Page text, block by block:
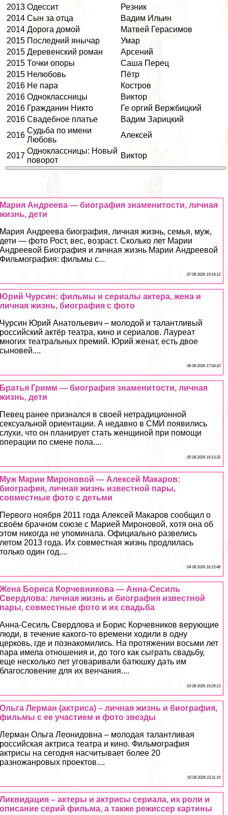
2013 Одессит
Резник
2014 Сын за отца
Вадим Ильин
2014 Дорога домой
Матвей Герасимов
2015 Последний янычар
Умар
2015 Деревенский роман
Арсений
2015 Точки опоры
Саша Перец
2015 Нелюбовь
Пётр
2016 Не пара
Костров
2016 Одноклассницы
Виктор
2016 Гражданин Никто
Ге opгий Вержбицкий
2016 Свадебное платье
Вадим Зарицкий
2016
Судьба по имени
Любовь
Алексей
2017
Одноклассницы: Новый
поворот
Виктор
Мария Андреева — биография знаменитости, личная
жизнь, дети
Мария Андреева биография, личная жизнь, семья, муж,
дети — фото Рост, вес, возраст. Сколько лет Марии
Андреевой Биография и личная жизнь Марии Андреевой
Фильмография: фильмы с...
07 08 2026 19:14:12
Юрий Чурсин: фильмы и сериалы актера, жена и
личная жизнь, биография с фото
Чурсин Юрий Анатольевич – молодой и талантливый
российский актёр театра, кино и сериалов. Лауреат
многих театральных премий. Юрий женат, есть двое
сыновей....
06 08 2026 17:54:10
Братья Гримм — биография знаменитости, личная
жизнь, дети
Певец ранее признался в своей нетрадиционной
ceкcуальной ориентации. А недавно в СМИ появились
слухи, что он планирует стать женщиной при помощи
операции по смене пола....
05 08 2026 19:13:32
Муж Марии Мироновой — Алексей Макаров:
биография, личная жизнь известной пары,
совместные фото с детьми
Первого ноября 2011 года Алексей Макаров сообщил о
своём брачном союзе с Марией Мироновой, хотя она об
этом никогда не упоминала. Официально развелись
летом 2013 года. Их совместная жизнь продлилась
только один год....
04 08 2026 16:15:48
Жена Бориса Корчевникова — Анна-Сесиль
Свердлова: личная жизнь и биография известной
пары, совместные фото и их свадьба
Анна-Сесиль Свердлова и Борис Корчевников верующие
люди, в течение какого-то времени ходили в одну
церковь, где и познакомились. На протяжении восьми лет
пара имела отношения и, до того как сыграть свадьбу,
еще несколько лет уговаривали батюшку дать им
благословение для их венчания....
03 08 2026 19:29:13
Ольга Лерман (актриса) – личная жизнь и биография,
фильмы с ее участием и фото звезды
Лерман Ольга Леонидовна – молодая талантливая
российская актриса театра и кино. Фильмография
актрисы на сегодня насчитывает более 20
разножанровых проектов....
02 08 2026 23:11:19
Ликвидация – актеры и актрисы сериала, их роли и
описание серий фильма, а также режиссер картины